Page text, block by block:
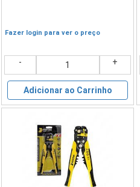
Fazer login para ver o preço
- +
Adicionar ao Carrinho